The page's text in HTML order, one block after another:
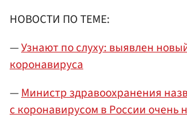
НОВОСТИ ПО ТЕМЕ:
—Узнают по слуху: выявлен
коронавируса
—Министр здравоохранения
с коронавирусом в России очень